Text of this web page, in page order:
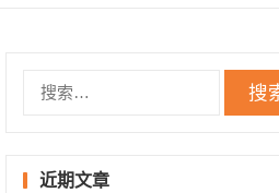
近期文章